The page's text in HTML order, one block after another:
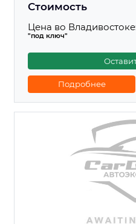
Стоимость
Цена во
"под ключ"
Подробнее